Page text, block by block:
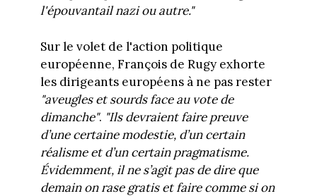
l'épouvantail nazi ou autre."
Sur le volet de l'action politique
européenne, François de Rugy exhorte
les dirigeants européens à ne pas rester
"aveugles et sourds face au vote de
dimanche". "Ils devraient faire preuve
d’une certaine modestie, d’un certain
réalisme et d’un certain pragmatisme.
Évidemment, il ne s’agit pas de dire que
demain on rase gratis et faire comme si on